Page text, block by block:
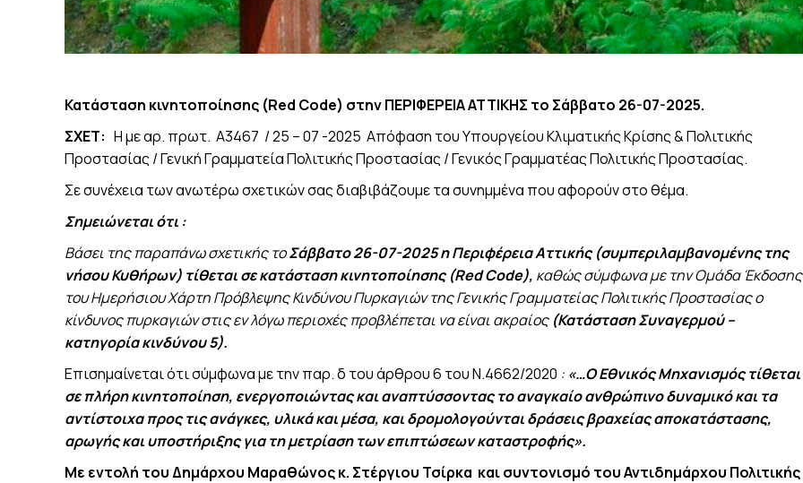
Κατάσταση κινητοποίησης (Red Code) στην ΠΕΡΙΦΕΡΕΙΑ ΑΤΤΙΚΗΣ το Σάββατο 26-07-2025.
ΣΧΕΤ: Η με αρ. πρωτ. Α3467 / 25 – 07 -2025 Απόφαση του Υπουργείου Κλιματικής Κρίσης & Πολιτικής
Προστασίας / Γενική Γραμματεία Πολιτικής Προστασίας / Γενικός Γραμματέας Πολιτικής Προστασίας.
Σε συνέχεια των ανωτέρω σχετικών σας διαβιβάζουμε τα συνημμένα που αφορούν στο θέμα.
Σημειώνεται ότι :
Βάσει της παραπάνω σχετικής τοΣάββατο 26-07-2025 η Περιφέρεια Αττικής (συμπεριλαμβανομένης της
νήσου Κυθήρων) τίθεται σε κατάσταση κινητοποίησης (RedCode), καθώς σύμφωνα με την Ομάδα Έκδοσης
του Ημερήσιου Χάρτη Πρόβλεψης Κινδύνου Πυρκαγιών της ΓενικήςΓραμματείας Πολιτικής Προστασίας ο
κίνδυνος πυρκαγιών στις εν λόγω περιοχές προβλέπεται να είναι ακραίος (Κατάσταση Συναγερμού –
κατηγορία κινδύνου 5).
Επισημαίνεται ότι σύμφωνα με την παρ. δ του άρθρου 6 του Ν.4662/2020 : «…Ο Εθνικός Μηχανισμός τίθεται
σε πλήρη κινητοποίηση, ενεργοποιώντας και αναπτύσσοντας το αναγκαίο ανθρώπινο δυναμικό και τα
αντίστοιχα προς τις ανάγκες, υλικά και μέσα, και δρομολογούνται δράσεις βραχείας αποκατάστασης,
αρωγής και υποστήριξης για τη μετρίαση των επιπτώσεων καταστροφής».
Με εντολή του Δημάρχου Μαραθώνος κ. Στέργιου Τσίρκα και συντονισμό του Αντιδημάρχου Πολιτικής